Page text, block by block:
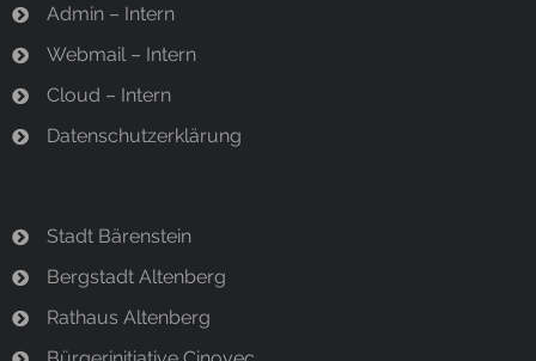
Admin – Intern
Webmail – Intern
Cloud – Intern
Datenschutzerklärung
Stadt Bärenstein
Bergstadt Altenberg
Rathaus Altenberg